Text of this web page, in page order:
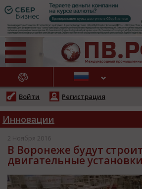
НОВОСТИ
Войти Регистрация
Инновации
2 Ноября 2016
В Воронеже будут
двигательные